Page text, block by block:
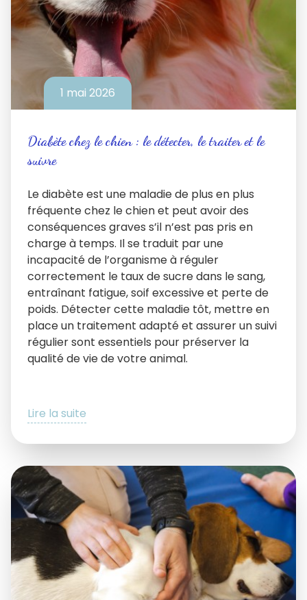
1 mai 2026
Diabète chez le chien : le détecter, le traiter et le
suivre
Le diabète est une maladie de plus en plus
fréquente chez le chien et peut avoir des
conséquences graves s’il n’est pas pris en
charge à temps. Il se traduit par une
incapacité de l’organisme à réguler
correctement le taux de sucre dans le sang,
entraînant fatigue, soif excessive et perte de
poids. Détecter cette maladie tôt, mettre en
place un traitement adapté et assurer un suivi
régulier sont essentiels pour préserver la
qualité de vie de votre animal.
Lire la suite